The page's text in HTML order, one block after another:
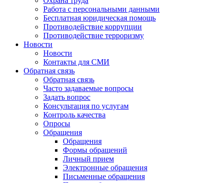
Работа с персональными данными
Бесплатная юридическая помощь
Противодействие коррупции
Противодействие терроризму
Новости
Новости
Контакты для СМИ
Обратная связь
Обратная связь
Часто задаваемые вопросы
Задать вопрос
Консультация по услугам
Контроль качества
Опросы
Обращения
Обращения
Формы обращений
Личный прием
Электронные обращения
Письменные обращения